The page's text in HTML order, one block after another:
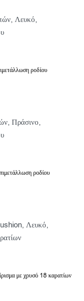
ροδίου
ροδίου
με χρυσό 18 καρατίων